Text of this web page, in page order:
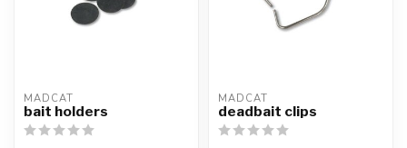
MADCAT
bait holders
MADCAT
deadbait clips